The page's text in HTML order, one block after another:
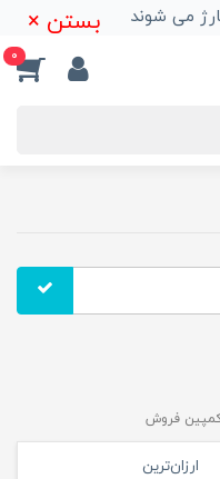
می شوند بستن ×
0
فروش
ارزان‌ترین